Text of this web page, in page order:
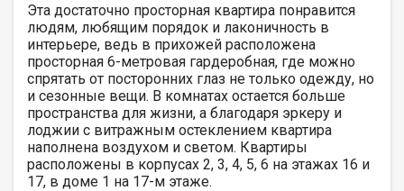
Эта достаточно просторная квартира понравится
людям, любящим порядок и лаконичность в
интерьере, ведь в прихожей расположена
просторная 6-метровая гардеробная, где можно
спрятать от посторонних глаз не только одежду, но
и сезонные вещи. В комнатах остается больше
пространства для жизни, а благодаря эркеру и
лоджии с витражным остеклением квартира
наполнена воздухом и светом. Квартиры
расположены в корпусах 2, 3, 4, 5, 6 на этажах 16 и
17, в доме 1 на 17-м этаже.